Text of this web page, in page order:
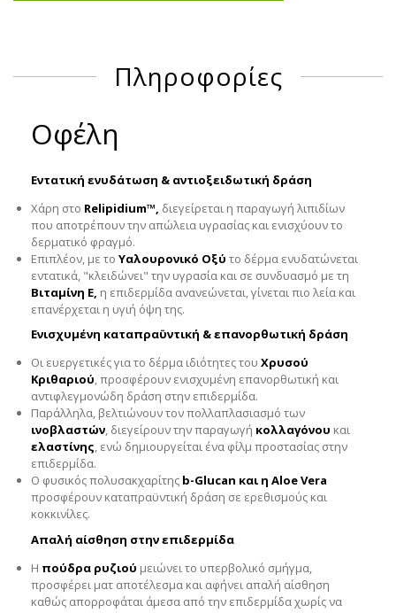
Πληροφορίες
Οφέλη
Εντατική ενυδάτωση & αντιοξειδωτική δράση
Χάρη στο Relipidium™, διεγείρεται η παραγωγή λιπιδίων
που αποτρέπουν την απώλεια υγρασίας και ενισχύουν το
δερματικό φραγμό.
Επιπλέον, με το Υαλουρονικό Οξύ το δέρμα ενυδατώνεται
εντατικά, "κλειδώνει" την υγρασία και σε συνδυασμό με τη
Βιταμίνη Ε, η επιδερμίδα ανανεώνεται, γίνεται πιο λεία και
επανέρχεται η υγιή όψη της.
Eνισχυμένη καταπραϋντική & επανορθωτική δράση
Oι ευεργετικές για το δέρμα ιδιότητες του Χρυσού
Κριθαριού, προσφέρουν ενισχυμένη επανορθωτική και
αντιφλεγμονώδη δράση στην επιδερμίδα.
Παράλληλα, βελτιώνουν τον πολλαπλασιασμό των
ινοβλαστών, διεγείρουν την παραγωγή κολλαγόνου και
ελαστίνης, ενώ δημιουργείται ένα φίλμ προστασίας στην
επιδερμίδα.
Ο φυσικός πολυσακχαρίτης b-Glucan και η Aloe Vera
προσφέρουν καταπραϋντική δράση σε ερεθισμούς και
κοκκινίλες.
Απαλή αίσθηση στην επιδερμίδα
Η πούδρα ρυζιού μειώνει το υπερβολικό σμήγμα,
προσφέρει ματ αποτέλεσμα και αφήνει απαλή αίσθηση
καθώς απορροφάται άμεσα από την επιδερμίδα χωρίς να